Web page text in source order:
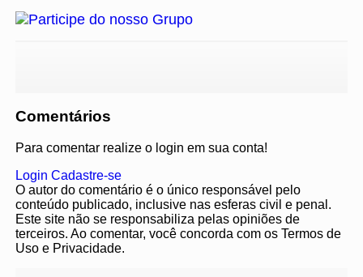
Comentários
Para comentar realize o login em sua conta!
Login Cadastre-se
O autor do comentário é o único responsável pelo
conteúdo publicado, inclusive nas esferas civil e penal.
Este site não se responsabiliza pelas opiniões de
terceiros. Ao comentar, você concorda com os Termos de
Uso e Privacidade.